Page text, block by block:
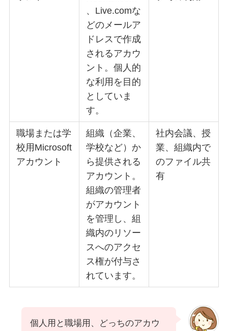
、Live.comな
どのメールア
ドレスで作成
されるアカウ
ント。個人的
な利用を目的
としていま
す。
職場または学
校用Microsoft
アカウント
組織（企業、
学校など）か
ら提供される
アカウント。
組織の管理者
がアカウント
を管理し、組
織内のリソー
スへのアクセ
ス権が付与さ
れています。
社内会議、授
業、組織内で
のファイル共
有
個人用と職場用、どっちのアカウ